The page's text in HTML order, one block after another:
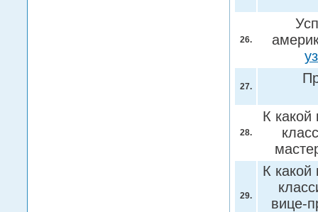
26.
27.
28.
К какой
29.
К какой
вице-